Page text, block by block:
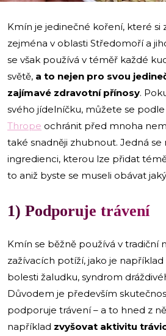
Kmín je jedinečné koření, které si
zejména v oblasti Středomoří a
se však používá v téměř každé
světě, a to nejen pro svou
zajímavé zdravotní přínosy.
svého jídelníčku, můžete se
Thrope ochránit před mnoha
také snadněji zhubnout. Jedná se
ingredienci, kterou lze přidat
to aniž byste se museli obávat
1) Podporuje trávení
Kmín se běžně používá v tradiční
zažívacích potíží, jako je
bolesti žaludku, syndrom
Důvodem je především
podporuje trávení – a to hned z
například zvyšovat aktivitu